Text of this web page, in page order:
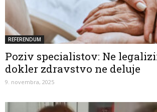
REFERENDUM
Poziv specialistov: Ne
dokler zdravstvo ne deluje
9. novembra, 2025